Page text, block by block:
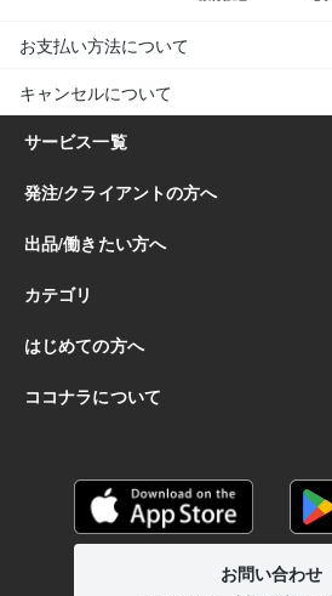
お支払い方法について
キャンセルについて